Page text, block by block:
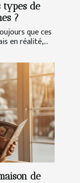
types de
?
que ces
en réalité,...
de